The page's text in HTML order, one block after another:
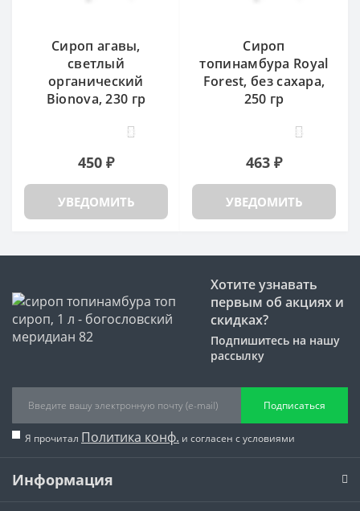
Сироп агавы,
светлый
органический
Bionova, 230 гр
23
450 ₽
УВЕДОМИТЬ
Сироп
топинамбура Royal
Forest, без сахара,
250 гр
35
463 ₽
УВЕДОМИТЬ
Хотите узнавать
первым об акциях и
скидках?
Подпишитесь на нашу
рассылку
Подписаться
Я прочитал Политика конф. и согласен с условиями
Информация